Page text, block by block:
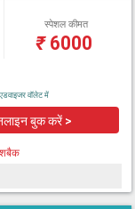
स्पेशल कीमत
₹6000
वॉलेट में
बुक करें >